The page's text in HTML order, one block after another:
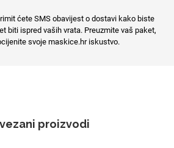
ćete SMS obavijest o dostavi kako biste
biti ispred vaših vrata. Preuzmite vaš paket,
svoje maskice.hr iskustvo.
proizvodi